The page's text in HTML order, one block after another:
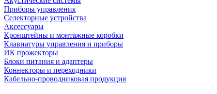
Приборы управления
Селекторные устройства
Аксессуары
Кронштейны и монтажные коробки
Клавиатуры управления и приборы
ИК прожекторы
Блоки питания и адаптеры
Коннекторы и переходники
Кабельно-проводниковая продукция